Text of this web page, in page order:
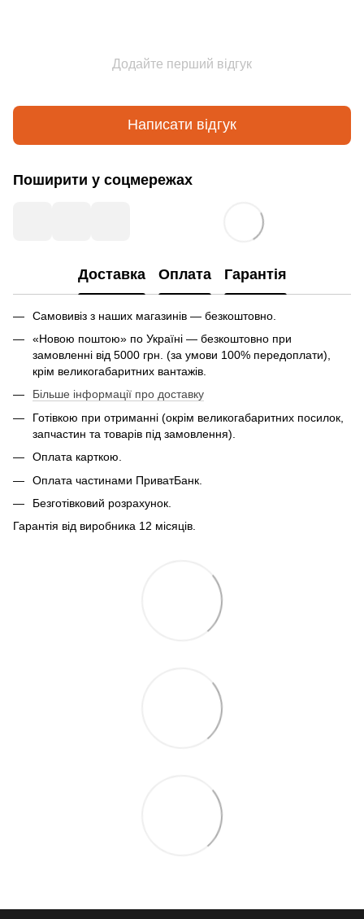
Додайте перший відгук
Написати відгук
Поширити у соцмережах
Доставка Оплата Гарантія
Самовивіз з наших магазинів — безкоштовно.
«Новою поштою» по Україні — безкоштовно при
замовленні від 5000 грн. (за умови 100% передоплати),
крім великогабаритних вантажів.
Більше інформації про доставку
Готівкою при отриманні (окрім великогабаритних посилок,
запчастин та товарів під замовлення).
Оплата карткою.
Оплата частинами ПриватБанк.
Безготівковий розрахунок.
Гарантія від виробника 12 місяців.